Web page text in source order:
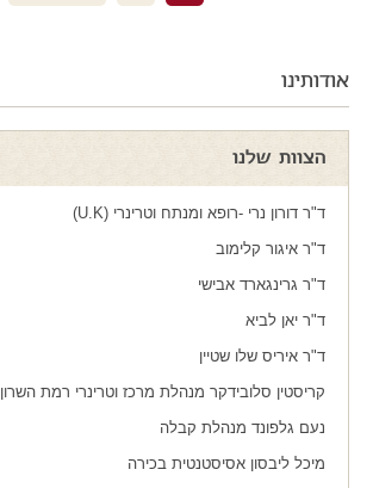
אודותינו
הצוות שלנו
ד"ר דורון נרי -רופא ומנתח וטרינרי (U.K)
ד"ר איגור קלימוב
ד"ר גרינגארד אבישי
ד"ר יאן לביא
ד"ר איריס שלו שטיין
קריסטין סלובידקר מנהלת מרכז וטרינרי רמת השרון
נעם גלפונד מנהלת קבלה
מיכל ליבסון אסיסטנטית בכירה